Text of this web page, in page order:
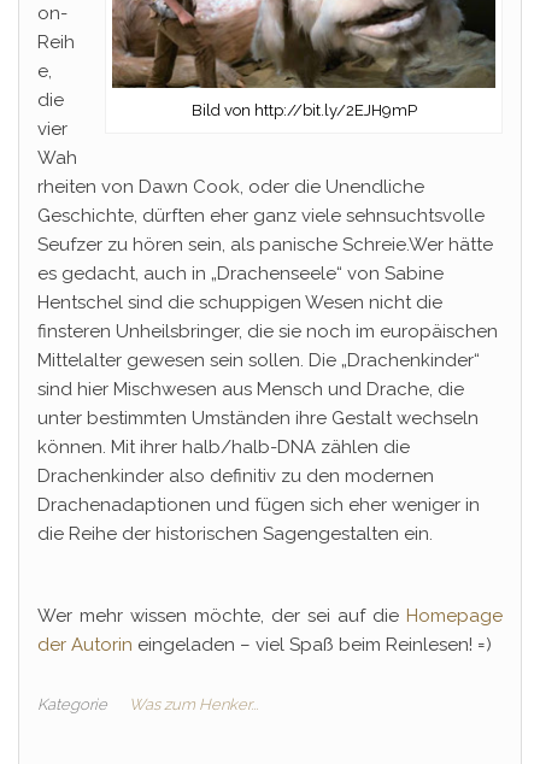
Bild von http://bit.ly/2EJH9mP
on-
Reih
e,
die
vier
Wah
rheiten von Dawn Cook, oder die Unendliche
Geschichte, dürften eher ganz viele sehnsuchtsvolle
Seufzer zu hören sein, als panische Schreie.Wer hätte
es gedacht, auch in „Drachenseele“ von Sabine
Hentschel sind die schuppigen Wesen nicht die
finsteren Unheilsbringer, die sie noch im europäischen
Mittelalter gewesen sein sollen. Die „Drachenkinder“
sind hier Mischwesen aus Mensch und Drache, die
unter bestimmten Umständen ihre Gestalt wechseln
können. Mit ihrer halb/halb-DNA zählen die
Drachenkinder also definitiv zu den modernen
Drachenadaptionen und fügen sich eher weniger in
die Reihe der historischen Sagengestalten ein.
Wer mehr wissen möchte, der sei auf die Homepage
der Autorin eingeladen – viel Spaß beim Reinlesen! =)
Kategorie Was zum Henker...